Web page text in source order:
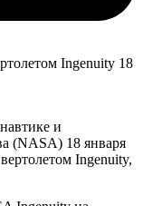
Ingenuity 18
и
(NASA) 18 января
Ingenuity,